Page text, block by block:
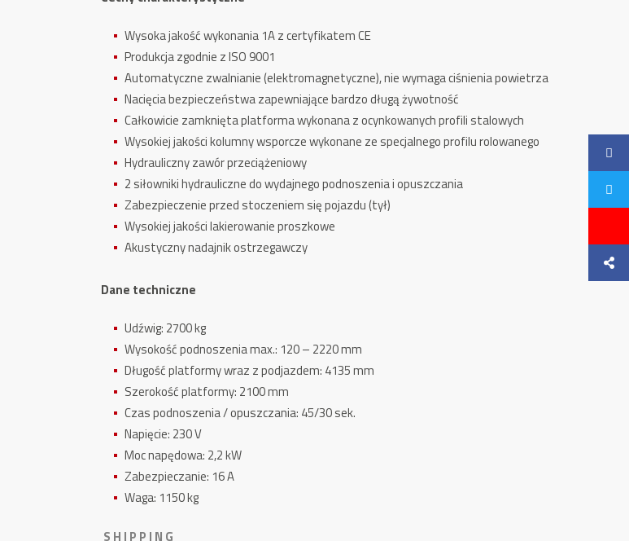
Wysoka jakość wykonania 1A z certyfikatem CE
Produkcja zgodnie z ISO 9001
Automatyczne zwalnianie (elektromagnetyczne), nie wymaga ciśnienia powietrza
Nacięcia bezpieczeństwa zapewniające bardzo długą żywotność
Całkowicie zamknięta platforma wykonana z ocynkowanych profili stalowych
Wysokiej jakości kolumny wsporcze wykonane ze specjalnego profilu rolowanego
Hydrauliczny zawór przeciążeniowy
2 siłowniki hydrauliczne do wydajnego podnoszenia i opuszczania
Zabezpieczenie przed stoczeniem się pojazdu (tył)
Wysokiej jakości lakierowanie proszkowe
Akustyczny nadajnik ostrzegawczy
Dane techniczne
Udźwig: 2700 kg
Wysokość podnoszenia max.: 120 – 2220 mm
Długość platformy wraz z podjazdem: 4135 mm
Szerokość platformy: 2100 mm
Czas podnoszenia / opuszczania: 45/30 sek.
Napięcie: 230 V
Moc napędowa: 2,2 kW
Zabezpieczanie: 16 A
Waga: 1150 kg
S H I P P I N G